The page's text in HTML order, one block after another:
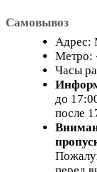
Самовывоз
Адрес:
Метро:
Часы
до
после